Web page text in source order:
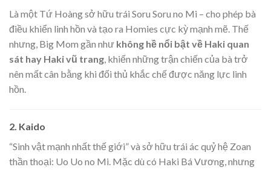
Là một Tứ Hoàng sở hữu trái Soru Soru no Mi – cho phép bà
điều khiển linh hồn và tạo ra Homies cực kỳ mạnh mẽ. Thế
nhưng, Big Mom gần như không hề nổi bật về Haki quan
sát hay Haki vũ trang, khiến những trận chiến của bà trở
nên mất cân bằng khi đối thủ khắc chế được năng lực linh
hồn.
2. Kaido
“Sinh vật mạnh nhất thế giới” và sở hữu trái ác quỷ hệ Zoan
thần thoại: Uo Uo no Mi. Mặc dù có Haki Bá Vương, nhưng